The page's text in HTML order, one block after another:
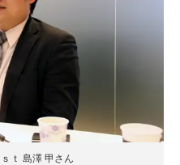
ｔ 島澤 甲さん